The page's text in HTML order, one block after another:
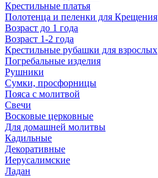
Крестильные платья
Полотенца и пеленки для Крещения
Возраст до 1 года
Возраст 1-2 года
Крестильные рубашки для взрослых
Погребальные изделия
Рушники
Сумки, просфорницы
Пояса с молитвой
Свечи
Восковые церковные
Для домашней молитвы
Кадильные
Декоративные
Иерусалимские
Ладан